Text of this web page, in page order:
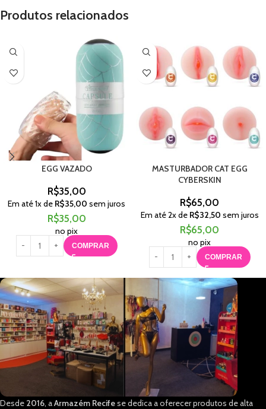
Produtos relacionados
EGG VAZADO
R$35,00
Em até1x de R$35,00 sem juros
R$35,00
no pix
COMPRAR
MASTURBADOR CAT EGG
CYBERSKIN
R$65,00
Em até2x de R$32,50 sem juros
R$65,00
no pix
COMPRAR
Desde 2016, aArmazém Recifese dedica a oferecer produtos de alta